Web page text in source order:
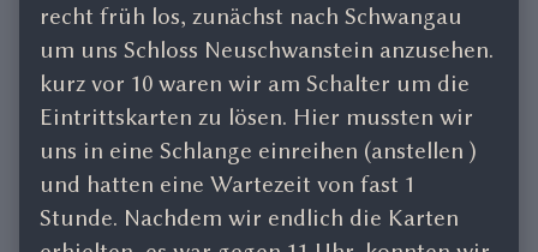
recht früh los, zunächst nach Schwangau
um uns Schloss Neuschwanstein anzusehen.
kurz vor 10 waren wir am Schalter um die
Eintrittskarten zu lösen. Hier mussten wir
uns in eine Schlange einreihen (anstellen )
und hatten eine Wartezeit von fast 1
Stunde. Nachdem wir endlich die Karten